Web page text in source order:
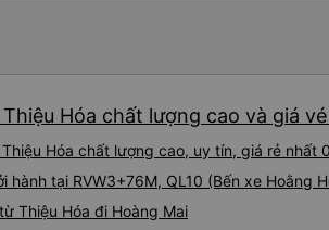
cao
một
tải
Hóa chất lượng cao và giá
Hóa chất lượng cao, uy tín, giá rẻ nhất
hành tại RVW3+76M, QL10 (Bến xe Hoằng
Thiệu Hóa đi Hoàng Mai